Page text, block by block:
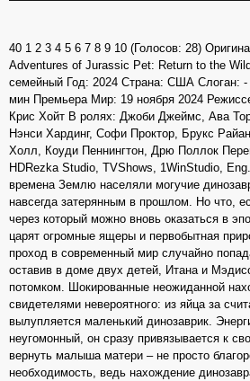
40 1 2 3 4 5 6 7 8 9 10 (Голосов: 28)
Adventures of Jurassic Pet: Return to the
семейный Год: 2024 Страна: США Слоган:
мин Премьера Мир: 19 ноября 2024
Крис Хойт В ролях: Джоби Джеймс, Ава
Нэнси Хардинг, Софи Проктор, Брукс
Холл, Коуди Пеннингтон, Дрю Поллок
HDRezka Studio, TVShows, 1WinStudio,
времена Землю населяли могучие
навсегда затерянным в прошлом. Но что,
через который можно вновь оказаться в
царят огромные ящеры и первобытная
проход в современный мир случайно
оставив в доме двух детей, Итана и
потомком. Шокированные неожиданной
свидетелями невероятного: из яйца за
вылупляется маленький динозаврик.
неугомонный, он сразу привязывается к
вернуть малыша матери – не просто
необходимость, ведь нахождение